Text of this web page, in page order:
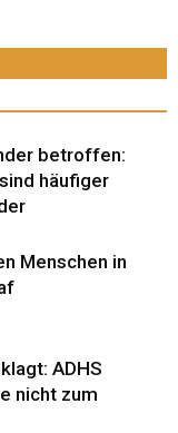
betroffen:
häufiger
Menschen in
ADHS
nicht zum